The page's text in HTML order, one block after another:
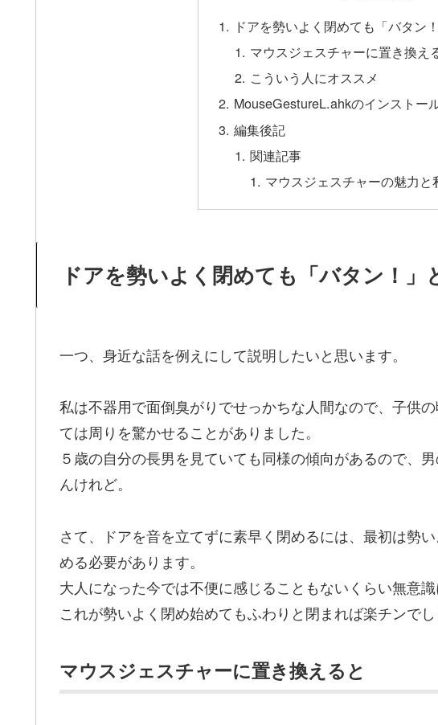
ドアを勢いよく閉めても「バタン
マウスジェスチャーに置き換え
こういう人にオススメ
MouseGestureL.ahkのインストー
編集後記
関連記事
マウスジェスチャーの魅力と
ドアを勢いよく閉めても「バタン！」
一つ、身近な話を例えにして説明したいと思います。
私は不器用で面倒臭がりでせっかちな人間なので、子供
ては周りを驚かせることがありました。
５歳の自分の長男を見ていても同様の傾向があるので、
んけれど。
さて、ドアを音を立てずに素早く閉めるには、最初は勢
める必要があります。
大人になった今では不便に感じることもないくらい無意
これが勢いよく閉め始めてもふわりと閉まれば楽チンでし
マウスジェスチャーに置き換えると